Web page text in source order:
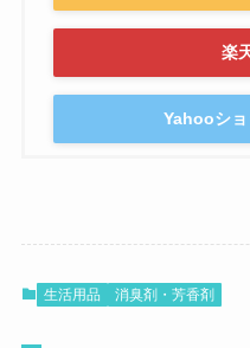
楽
Yahooシ
生活用品 消臭剤・芳香剤